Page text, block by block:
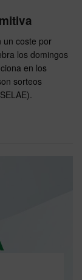
un coste por
los domingos
en los
sorteos